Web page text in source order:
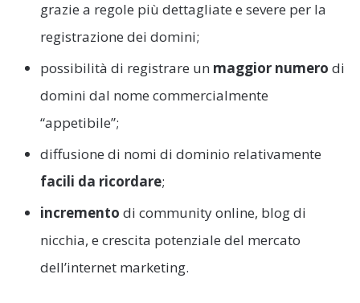
grazie a regole più dettagliate e severe per la
registrazione dei domini;
possibilità di registrare un maggior numero di
domini dal nome commercialmente
“appetibile”;
diffusione di nomi di dominio relativamente
facili da ricordare;
incremento di community online, blog di
nicchia, e crescita potenziale del mercato
dell’internet marketing.